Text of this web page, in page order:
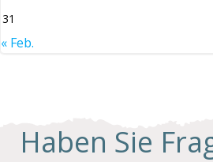
31
« Feb.
Haben Sie